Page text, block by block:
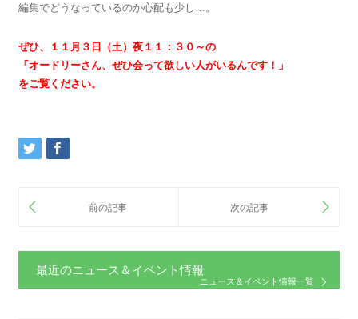
編集でどうなっているのか心配も少し…。
ぜひ、１１月３日（土）夜１１：３０～の
「オードリーさん、ぜひ会って欲しい人がいるんです！」
をご覧ください。
最近のニュース＆イベント情報
ニュース＆イベント情報一覧